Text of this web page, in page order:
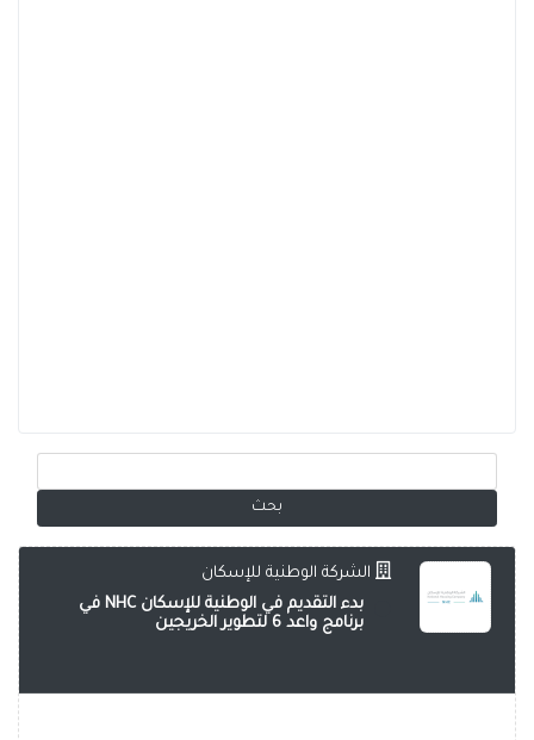
الشركة الوطنية للإسكان
بدء التقديم في الوطنية للإسكان NHC في
برنامج واعد 6 لتطوير الخريجين